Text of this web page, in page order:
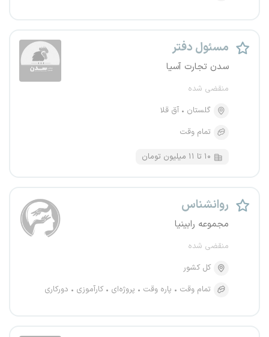
مسئول دفتر
سدن تجارت آسیا
منقضی شده
گلستان
آق قلا
تمام وقت
۱۰ تا ۱۱ میلیون تومان
روانشناس
مجموعه رابینیا
منقضی شده
کل کشور
تمام وقت
پاره وقت پروژه‌ای کارآموزی دورکاری